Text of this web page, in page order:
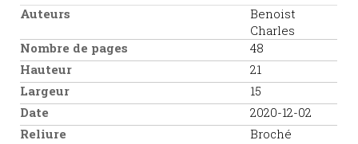
Auteurs
Benoist
Charles
Nombre de pages
48
Hauteur
21
Largeur
15
Date
2020-12-02
Reliure
Broché